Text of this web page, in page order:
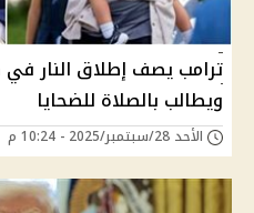
ترامب يصف إطلاق النار
ويطالب بالصلاة للضحايا
الأحد 28/سبتمبر/2025 - 10:24 م